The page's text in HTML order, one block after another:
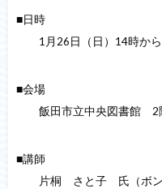
■日時
1月26日（日）14時から
■会場
飯田市立中央図書館 2
■講師
片桐 さと子 氏（ボン